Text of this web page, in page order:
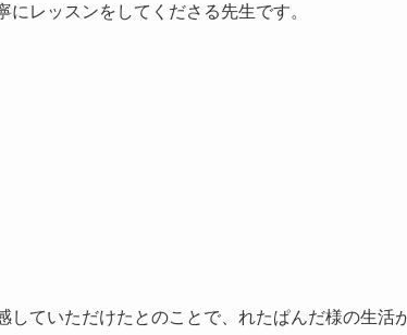
レッスンをしてくださる先生です。
していただけたとのことで、れたぱんだ様の生活